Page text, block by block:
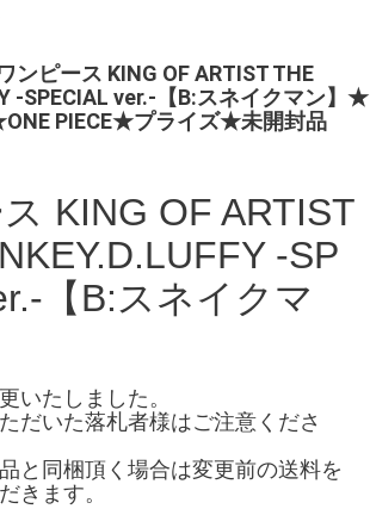
ピース KING OF ARTIST THE
-SPECIAL ver.-【B:スネイクマン】★
PIECE★プライズ★未開封品
KING OF ARTIST
-SP
【B:スネイクマ
いたしました。
だいた落札者様はご注意くださ
と同梱頂く場合は変更前の送料を
きます。